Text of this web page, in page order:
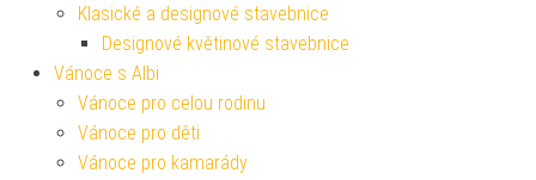
Klasické a designové stavebnice
Designové květinové stavebnice
Vánoce s Albi
Vánoce pro celou rodinu
Vánoce pro děti
Vánoce pro kamarády